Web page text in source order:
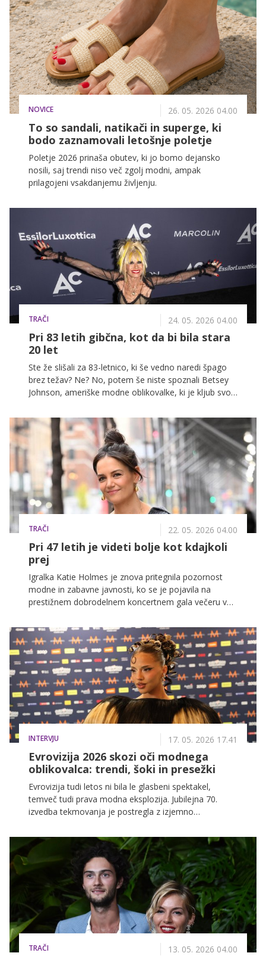
NOVICE 26. 05. 2026 04.00
To so sandali, natikači in superge, ki
bodo zaznamovali letošnje poletje
Poletje 2026 prinaša obutev, ki jo bomo dejansko
nosili, saj trendi niso več zgolj modni, ampak
prilagojeni vsakdanjemu življenju.
TRAČI 24. 05. 2026 04.00
Pri 83 letih gibčna, kot da bi bila stara
20 let
Ste že slišali za 83-letnico, ki še vedno naredi špago
brez težav? Ne? No, potem še niste spoznali Betsey
Johnson, ameriške modne oblikovalke, ki je kljub svoji
TRAČI 22. 05. 2026 04.00
Pri 47 letih je videti bolje kot kdajkoli
prej
Igralka Katie Holmes je znova pritegnila pozornost
modne in zabavne javnosti, ko se je pojavila na
prestižnem dobrodelnem koncertnem gala večeru v
INTERVJU 17. 05. 2026 17.41
Evrovizija 2026 skozi oči modnega
oblikovalca: trendi, šoki in presežki
Evrovizija tudi letos ni bila le glasbeni spektakel,
temveč tudi prava modna eksplozija. Jubilejna 70.
izvedba tekmovanja je postregla z izjemno
premišljenih konceptov, ki so se pri nekaterih od
turkizne preproge do glavnega odra prelivali v enotno
vizualno pripoved. Več o tem nam je razkril modni
oblikovalec David Bacali.
TRAČI 13. 05. 2026 04.00